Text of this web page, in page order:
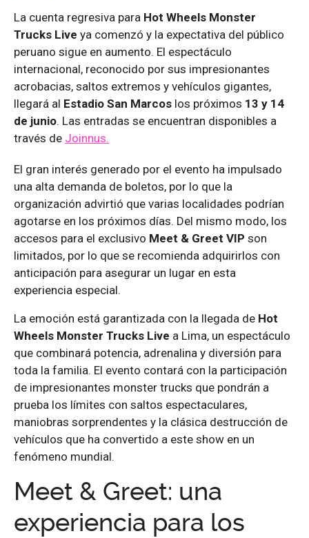
La cuenta regresiva para Hot Wheels Monster
Trucks Live ya comenzó y la expectativa del público
peruano sigue en aumento. El espectáculo
internacional, reconocido por sus impresionantes
acrobacias, saltos extremos y vehículos gigantes,
llegará al Estadio San Marcos los próximos 13 y 14
de junio. Las entradas se encuentran disponibles a
través de Joinnus.
El gran interés generado por el evento ha impulsado
una alta demanda de boletos, por lo que la
organización advirtió que varias localidades podrían
agotarse en los próximos días. Del mismo modo, los
accesos para el exclusivo Meet & Greet VIP son
limitados, por lo que se recomienda adquirirlos con
anticipación para asegurar un lugar en esta
experiencia especial.
La emoción está garantizada con la llegada de Hot
Wheels Monster Trucks Live a Lima, un espectáculo
que combinará potencia, adrenalina y diversión para
toda la familia. El evento contará con la participación
de impresionantes monster trucks que pondrán a
prueba los límites con saltos espectaculares,
maniobras sorprendentes y la clásica destrucción de
vehículos que ha convertido a este show en un
fenómeno mundial.
Meet & Greet: una
experiencia para los